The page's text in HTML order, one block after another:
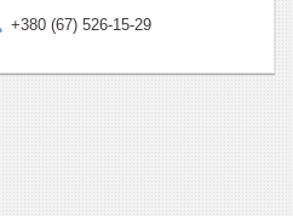
+380 (67) 526-15-29